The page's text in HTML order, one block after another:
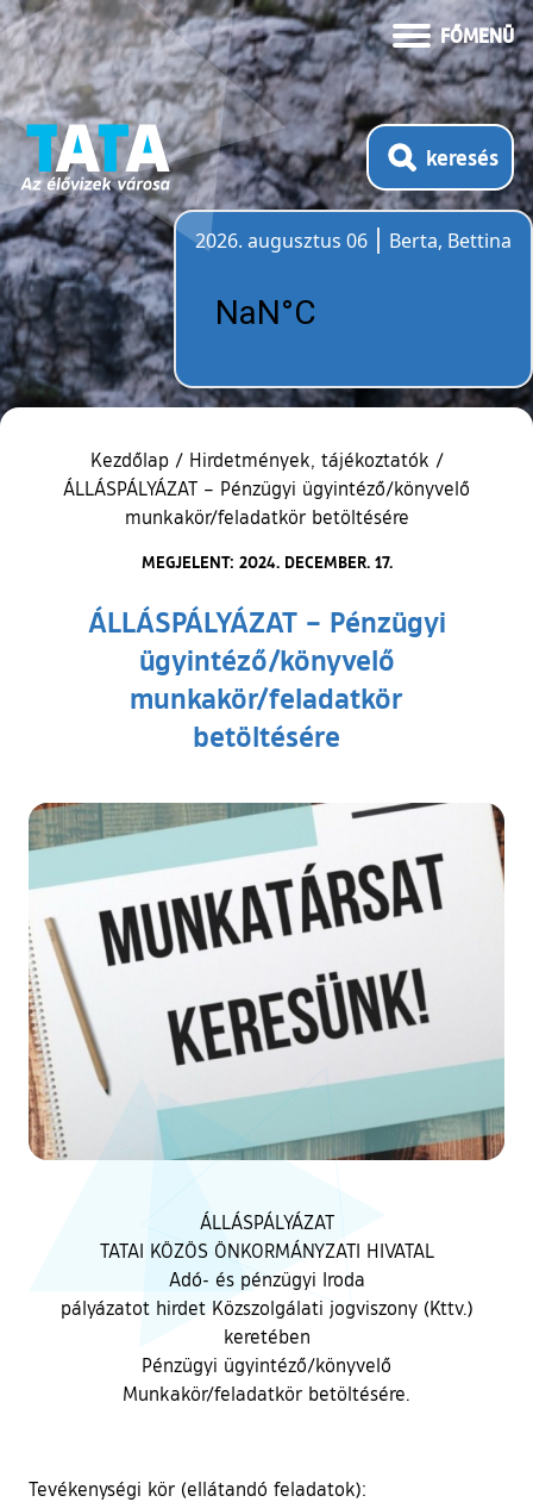
FŐMENÜ
keresés
2026. augusztus 06
Berta, Bettina
Kezdőlap / Hirdetmények, tájékoztatók /
ÁLLÁSPÁLYÁZAT – Pénzügyi ügyintéző/könyvelő
munkakör/feladatkör betöltésére
MEGJELENT: 2024. DECEMBER. 17.
ÁLLÁSPÁLYÁZAT – Pénzügyi
ügyintéző/könyvelő
munkakör/feladatkör
betöltésére
ÁLLÁSPÁLYÁZAT
TATAI KÖZÖS ÖNKORMÁNYZATI HIVATAL
Adó- és pénzügyi Iroda
pályázatot hirdet Közszolgálati jogviszony (Kttv.)
keretében
Pénzügyi ügyintéző/könyvelő
Munkakör/feladatkör betöltésére.
Tevékenységi kör (ellátandó feladatok):